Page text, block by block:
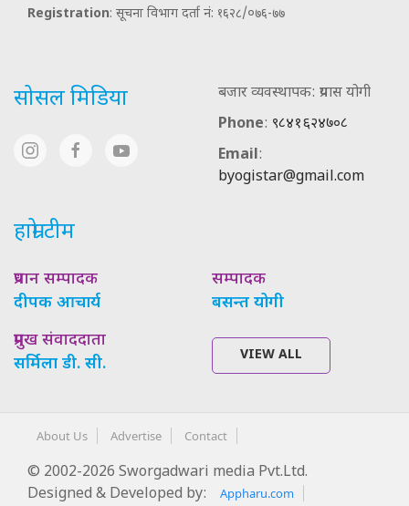
Registration: सूचना विभाग दर्ता नं: १६२८/०७६-७७
सोसल मिडिया
बजार व्यवस्थापक: प्रयास योगी
Phone: ९८४१६२४७०८
Email:
byogistar@gmail.com
हाम्रो टीम
प्रधान सम्पादक
दीपक आचार्य
सम्पादक
बसन्त योगी
प्रमुख संवाददाता
सर्मिला डी. सी.
VIEW ALL
About Us Advertise Contact
© 2002-2026 Sworgadwari media Pvt.Ltd.
Designed & Developed by:
Appharu.com